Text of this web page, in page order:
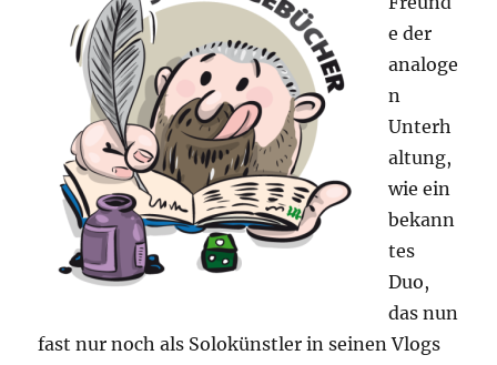
e der
analoge
n
Unterh
altung,
wie ein
bekann
tes
Duo,
das nun
fast nur noch als Solokünstler in seinen Vlogs